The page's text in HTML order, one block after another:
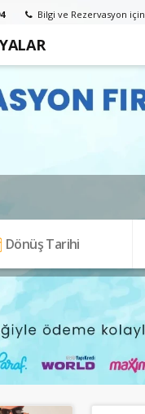
Bilgi ve Rezervasyon için